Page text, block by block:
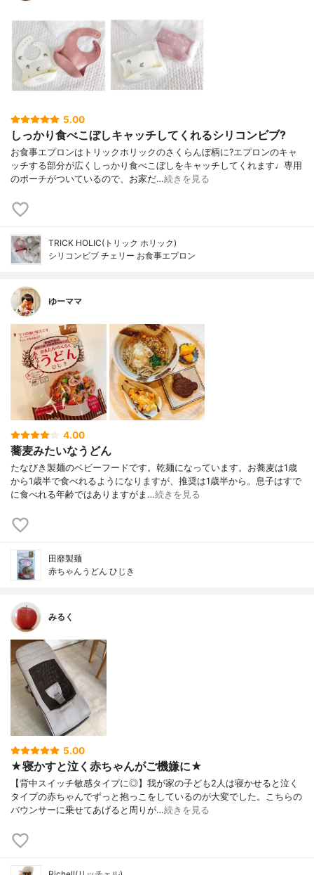
5.00
しっかり食べこぼしキャッチしてくれるシリコンビブ?
お食事エプロンはトリックホリックのさくらんぼ柄に?エプロンのキャ
ッチする部分が広くしっかり食べこぼしをキャッチしてくれます♩専用
のポーチがついているので、お家だ…続きを見る
TRICK HOLIC(トリック ホリック)
シリコンビブ チェリー お食事エプロン
ゆーママ
4.00
蕎麦みたいなうどん
たなびき製麺のベビーフードです。乾麺になっています。お蕎麦は1歳
から1歳半で食べれるようになりますが、推奨は1歳半から。息子はすで
に食べれる年齢ではありますがま…続きを見る
⽥靡製麺
赤ちゃんうどん ひじき
みるく
5.00
★寝かすと泣く赤ちゃんがご機嫌に★
【背中スイッチ敏感タイプに◎】我が家の子ども2人は寝かせると泣く
タイプの赤ちゃんでずっと抱っこをしているのが大変でした。こちらの
バウンサーに乗せてあげると周りが…続きを見る